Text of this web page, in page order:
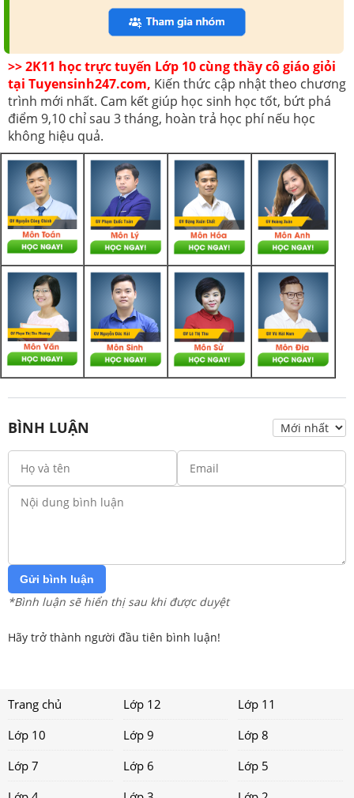
>> 2K11 học trực tuyến Lớp 10 cùng thầy cô giáo giỏi
tại Tuyensinh247.com, Kiến thức cập nhật theo chương
trình mới nhất. Cam kết giúp học sinh học tốt, bứt phá
điểm 9,10 chỉ sau 3 tháng, hoàn trả học phí nếu học
không hiệu quả.
BÌNH LUẬN
Gửi bình luận
*Bình luận sẽ hiển thị sau khi được duyệt
Hãy trở thành người đầu tiên bình luận!
Trang chủ Lớp 12
Lớp 11
Lớp 10
Lớp 9
Lớp 8
Lớp 7
Lớp 6
Lớp 5